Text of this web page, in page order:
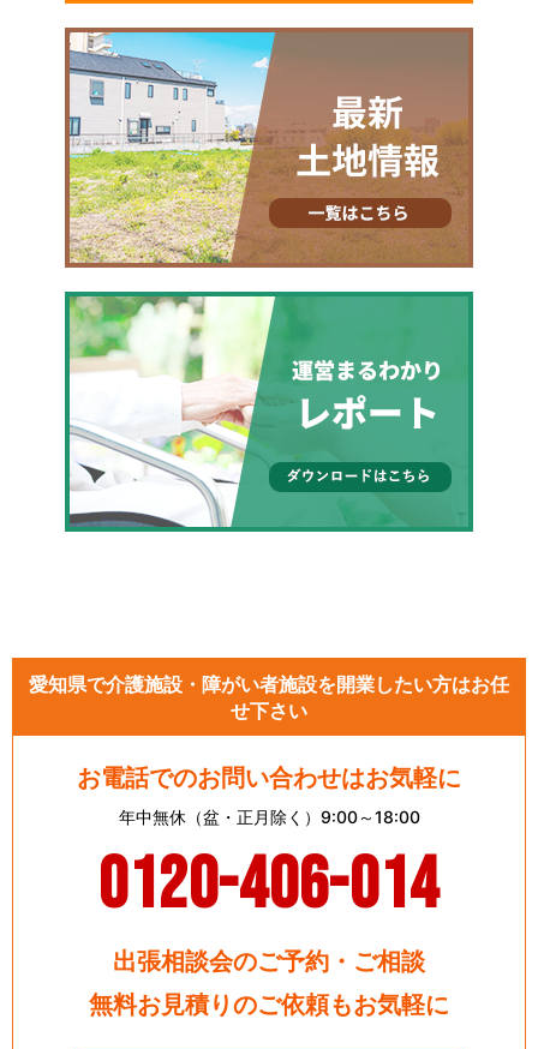
愛知県で介護施設・障がい者施設を開業したい方はお任
せ下さい
お電話でのお問い合わせはお気軽に
年中無休（盆・正月除く）9:00～18:00
0120-406-014
出張相談会のご予約・ご相談
無料お見積りのご依頼もお気軽に